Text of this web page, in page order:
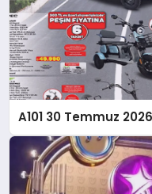
A101 30 Temmuz